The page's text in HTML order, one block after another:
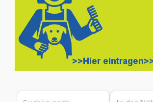
Suchen nach In der Nähe